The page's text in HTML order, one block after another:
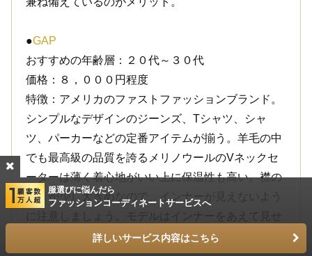
●GAP
おすすめの年齢層：２０代～３０代
価格：８，０００円程度
特徴：アメリカのファストファッションブランド。
シンプルなデザインのジーンズ、Tシャツ、シャ
ツ、パーカーなどの定番アイテムが揃う。羊毛の中
でも最高級の品質を誇るメリノウールのVネックセ
ーターは薄く着心地がいい上に保温性も高い。襟の
開きが少し大きめなので、インナーが見えないよう
に注意しましょう。モデルはインナーをあえて見せ
る着こなしをしていますが、これは上級技です。
服選びに悩んだら
ファッションコーディネートサービスへ
詳しいサービス内容はこちら